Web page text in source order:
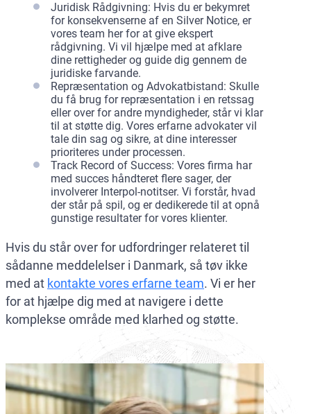
Juridisk Rådgivning: Hvis du er bekymret
for konsekvenserne af en Silver Notice, er
vores team her for at give ekspert
rådgivning. Vi vil hjælpe med at afklare
dine rettigheder og guide dig gennem de
juridiske farvande.
Repræsentation og Advokatbistand: Skulle
du få brug for repræsentation i en retssag
eller over for andre myndigheder, står vi klar
til at støtte dig. Vores erfarne advokater vil
tale din sag og sikre, at dine interesser
prioriteres under processen.
Track Record of Success: Vores firma har
med succes håndteret flere sager, der
involverer Interpol-notitser. Vi forstår, hvad
der står på spil, og er dedikerede til at opnå
gunstige resultater for vores klienter.
Hvis du står over for udfordringer relateret til
sådanne meddelelser i Danmark, så tøv ikke
med at kontakte vores erfarne team. Vi er her
for at hjælpe dig med at navigere i dette
komplekse område med klarhed og støtte.